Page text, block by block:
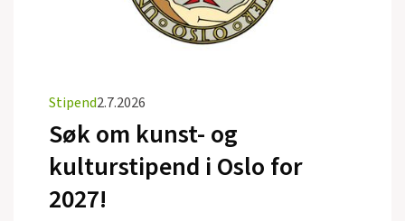
Stipend2.7.2026
Søk om kunst- og
kulturstipend i Oslo for
2027!